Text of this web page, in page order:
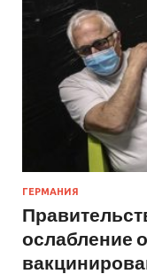
ГЕРМАНИЯ
ослабление